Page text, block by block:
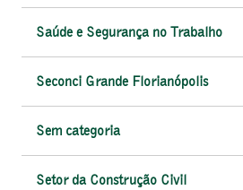
Saúde e Segurança no Trabalho
Seconci Grande Florianópolis
Sem categoria
Setor da Construção Civil